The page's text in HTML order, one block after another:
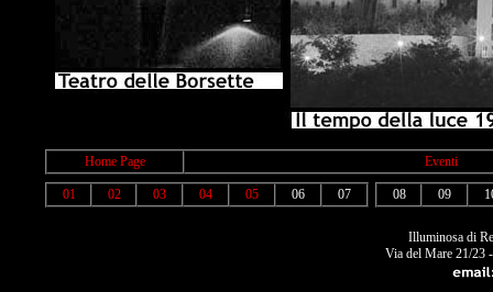
Home Page Eventi
01 02 03 04 05 06 07 08 09
Illuminosa di
Via del Mare 21/23